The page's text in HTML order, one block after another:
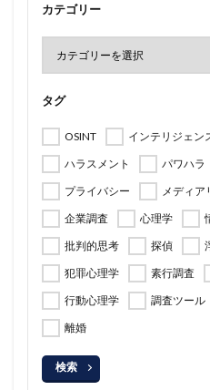
カテゴリー
タグ
OSINT インテリジェン
ハラスメント
パワハラ
プライバシー
メディア
企業調査
心理学
批判的思考
探偵
犯罪心理学
素行調査
行動心理学
調査ツール
離婚
検索